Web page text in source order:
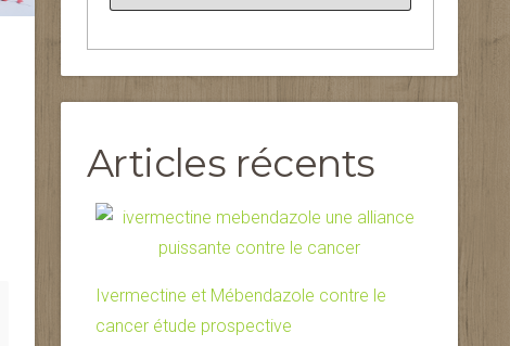
Articles récents
Ivermectine et Mébendazole contre le
cancer étude prospective